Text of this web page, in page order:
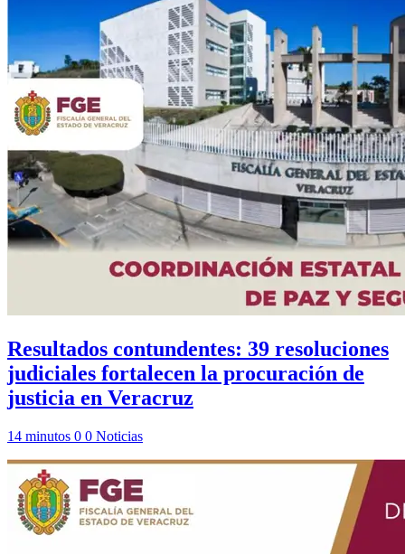
Resultados contundentes: 39 resoluciones
judiciales fortalecen la procuración de
justicia en Veracruz
14 minutos 0 0 Noticias